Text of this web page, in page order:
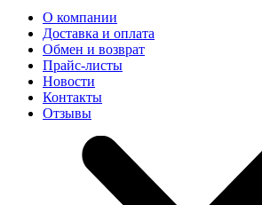
О компании
Доставка и оплата
Обмен и возврат
Прайс-листы
Новости
Контакты
Отзывы